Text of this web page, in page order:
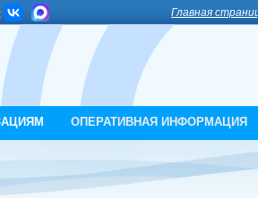
Главная
ОПЕРАТИВНАЯ ИНФОРМАЦИЯ